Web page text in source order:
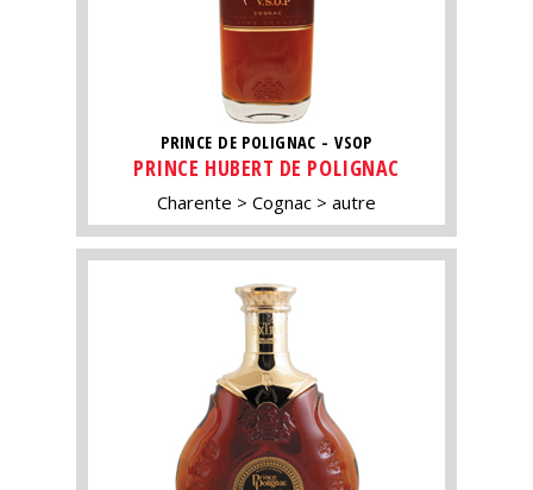
PRINCE DE POLIGNAC - VSOP
PRINCE HUBERT DE POLIGNAC
Charente Cognac autre